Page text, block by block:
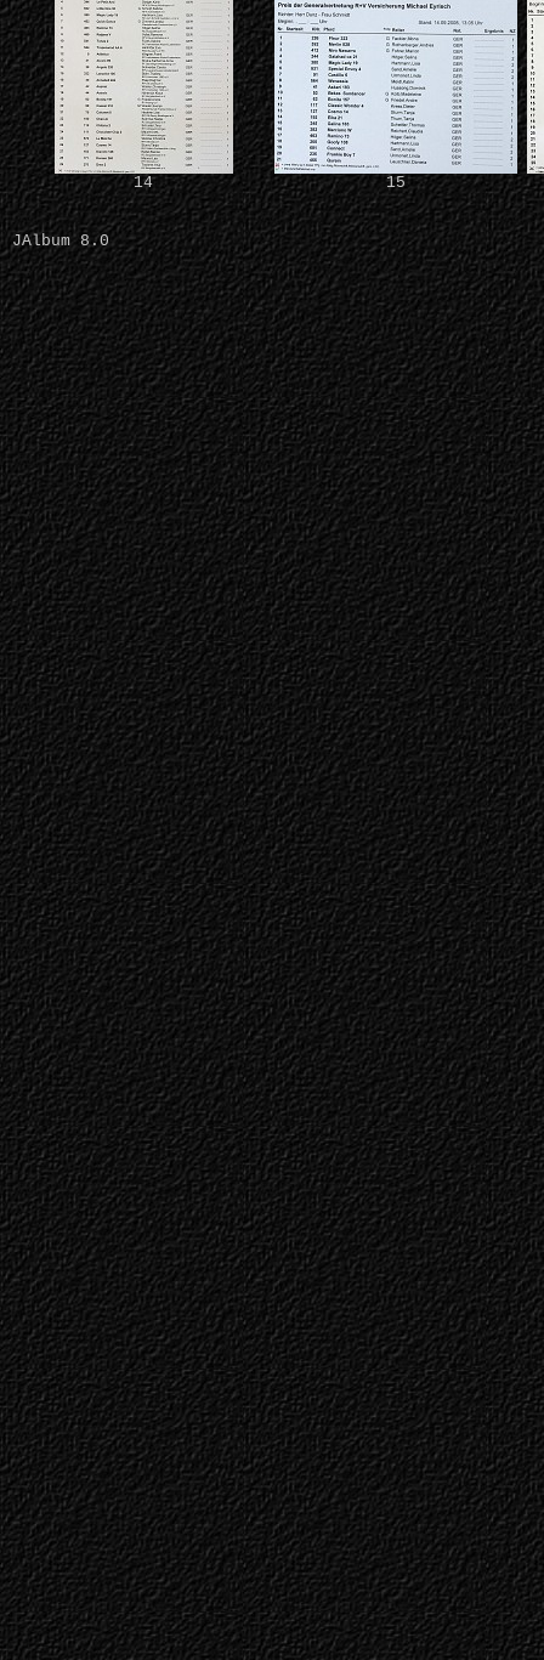
14 15
JAlbum 8.0